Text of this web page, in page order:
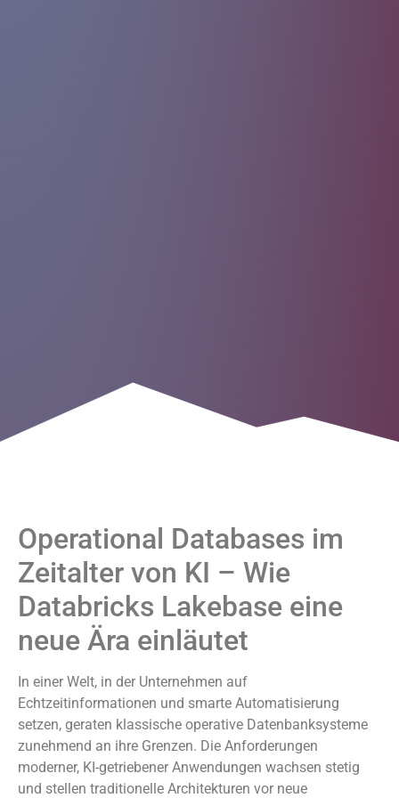
Operational Databases im
Zeitalter von KI – Wie
Databricks Lakebase eine
neue Ära einläutet
In einer Welt, in der Unternehmen auf
Echtzeitinformationen und smarte Automatisierung
setzen, geraten klassische operative Datenbanksysteme
zunehmend an ihre Grenzen. Die Anforderungen
moderner, KI-getriebener Anwendungen wachsen stetig
und stellen traditionelle Architekturen vor neue